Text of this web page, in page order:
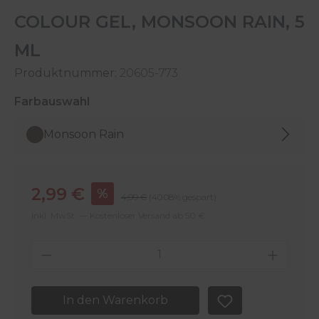
COLOUR GEL, MONSOON RAIN, 5
ML
Produktnummer: 20605-773
Farbauswahl
Monsoon Rain
Verkaufspreis:
2,99 € % Regulärer Preis:
4,99 €
(40.08% gespart)
Produkt Anzahl: Gib den
In den Warenkorb